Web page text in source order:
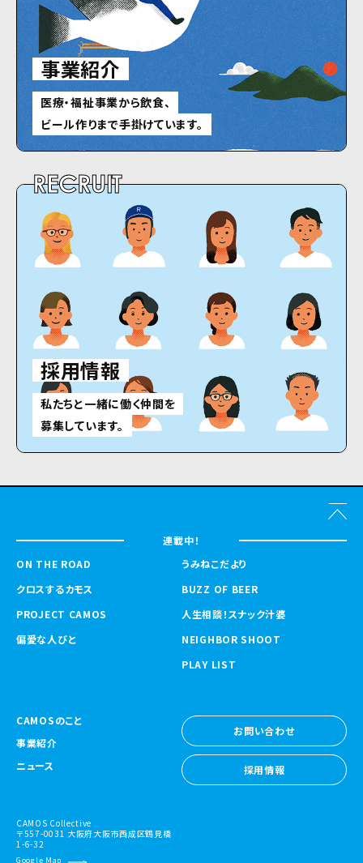
事業紹介
医療・福祉事業から飲食、
ビール作りまで手掛けています。
RECRUIT
採用情報
私たちと一緒に働く仲間を
募集しています。
連載中！
ON THE ROAD
クロスするカモス
PROJECT CAMOS
偏愛な人びと
うみねこだより
BUZZ OF BEER
人生相談！スナック汁婆
NEIGHBOR SHOOT
PLAY LIST
CAMOSのこと
事業紹介
ニュース
お問い合わせ
お問い合わせ
採用情報
CAMOS Collective
〒557-0031 大阪府大阪市西成区鶴見橋
1-6-32
Google Map